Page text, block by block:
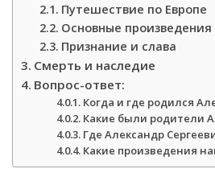
Путешествие по Европе
Основные произведения
Признание и слава
Смерть и наследие
Вопрос-ответ:
Когда и где родился
Какие были родители
Где Александр
Какие произведения